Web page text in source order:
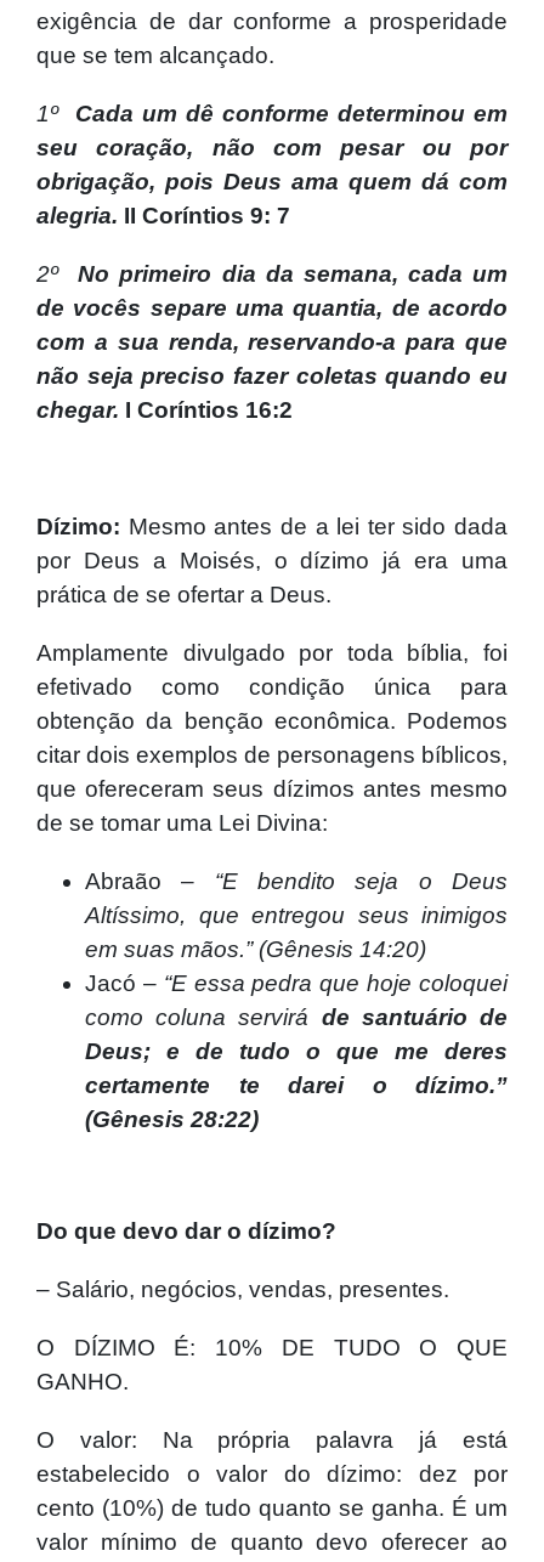
exigência de dar conforme a prosperidade
que se tem alcançado.
1º Cada um dê conforme determinou em
seu coração, não com pesar ou por
obrigação, pois Deus ama quem dá com
alegria. II Coríntios 9: 7
2ºNo primeiro dia da semana, cada um
de vocês separe uma quantia, de acordo
com a sua renda, reservando-a para que
não seja preciso fazer coletas quando eu
chegar. I Coríntios 16:2
Dízimo: Mesmo antes de a lei ter sido dada
por Deus a Moisés, o dízimo já era uma
prática de se ofertar a Deus.
Amplamente divulgado por toda bíblia, foi
efetivado como condição única para
obtenção da benção econômica. Podemos
citar dois exemplos de personagens bíblicos,
que ofereceram seus dízimos antes mesmo
de se tomar uma Lei Divina:
Abraão – “E bendito seja o Deus
Altíssimo, que entregou seus inimigos
em suas mãos.” (Gênesis 14:20)
Jacó – “E essa pedra que hoje coloquei
como coluna servirá de santuário de
Deus; e de tudo o que me deres
certamente te darei o dízimo.”
(Gênesis 28:22)
Do que devo dar o dízimo?
– Salário, negócios, vendas, presentes.
O DÍZIMO É: 10% DE TUDO O QUE
GANHO.
O valor: Na própria palavra já está
estabelecido o valor do dízimo: dez por
cento (10%) de tudo quanto se ganha. É um
valor mínimo de quanto devo oferecer ao